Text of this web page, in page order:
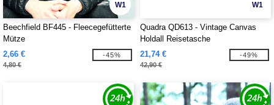
W1
Beechfield BF445 - Fleecegefütterte
Mütze
2,66 €
4,80 €
-45%
W1
Quadra QD613 - Vintage Canvas
Holdall Reisetasche
21,74 €
42,90 €
-49%